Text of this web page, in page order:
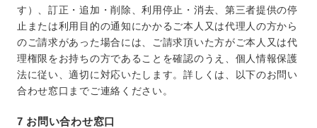
す）、訂正・追加・削除、利用停止・消去、第三者提供の停
止または利用目的の通知にかかるご本人又は代理人の方から
のご請求があった場合には、ご請求頂いた方がご本人又は代
理権限をお持ちの方であることを確認のうえ、個人情報保護
法に従い、適切に対応いたします。詳しくは、以下のお問い
合わせ窓口までご連絡ください。
7 お問い合わせ窓口